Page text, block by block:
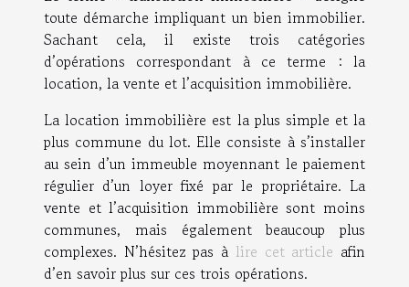
toute démarche impliquant un bien immobilier.
Sachant cela, il existe trois catégories
d’opérations correspondant à ce terme : la
location, la vente et l’acquisition immobilière.
La location immobilière est la plus simple et la
plus commune du lot. Elle consiste à s’installer
au sein d’un immeuble moyennant le paiement
régulier d’un loyer fixé par le propriétaire. La
vente et l’acquisition immobilière sont moins
communes, mais également beaucoup plus
complexes. N’hésitez pas à lire cet article afin
d’en savoir plus sur ces trois opérations.